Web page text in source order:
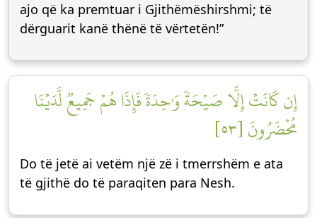
ajo që ka premtuar i Gjithëmëshirshmi; të
dërguarit kanë thënë të vërtetën!”
إِن كَانَتۡ إِلَّا صَيۡحَةٗ وَٰحِدَةٗ فَإِذَا هُمۡ جَمِيعٞ لَّدَيۡنَا
مُحۡضَرُونَ [٥٣]
Do të jetë ai vetëm një zë i tmerrshëm e ata
të gjithë do të paraqiten para Nesh.